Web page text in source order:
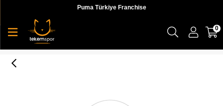
Puma Türkiye Franchise
0